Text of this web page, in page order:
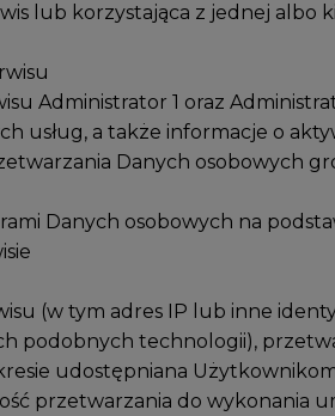
lub korzystająca z jednej albo
Administrator 1 oraz
usług, a także informacje o
Danych osobowych
Danych osobowych na
(w tym adres IP lub inne
podobnych technologii),
udostępniana
przetwarzania do wykonania